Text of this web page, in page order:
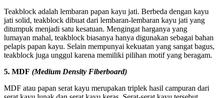
Teakblock adalah lembaran papan kayu jati. Berbeda dengan kayu
jati solid, teakblock dibuat dari lembaran-lembaran kayu jati yang
ditumpuk menjadi satu kesatuan. Mengingat harganya yang
lumayan mahal, teakblock biasanya hanya digunakan sebagai bahan
pelapis papan kayu. Selain mempunyai kekuatan yang sangat bagus,
teakblock juga unggul karena memiliki pilihan motif yang beragam.
5. MDF (Medium Density Fiberboard)
MDF atau papan serat kayu merupakan triplek hasil campuran dari